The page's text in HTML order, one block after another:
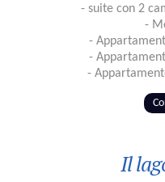
- suite con 2
-
-
-
-
Il